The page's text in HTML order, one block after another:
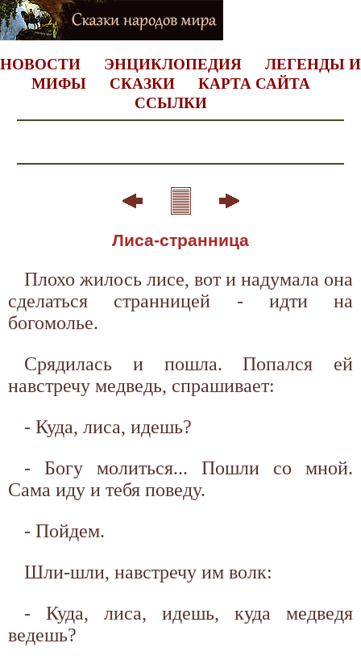
НОВОСТИ ЭНЦИКЛОПЕДИЯ
ЛЕГЕНДЫ И
МИФЫ
СКАЗКИ
КАРТА САЙТА
ССЫЛКИ
Лиса-странница
Плохо жилось лисе, вот и надумала она
сделаться странницей - идти на
богомолье.
Срядилась и пошла. Попался ей
навстречу медведь, спрашивает:
- Куда, лиса, идешь?
- Богу молиться... Пошли со мной.
Сама иду и тебя поведу.
- Пойдем.
Шли-шли, навстречу им волк:
- Куда, лиса, идешь, куда медведя
ведешь?